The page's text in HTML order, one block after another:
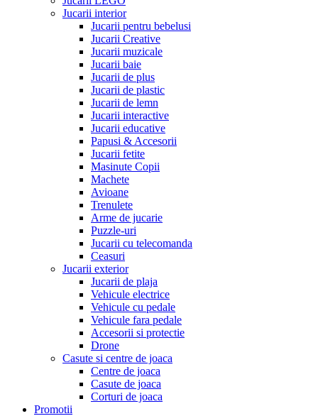
Jucarii interior
Jucarii pentru bebelusi
Jucarii Creative
Jucarii muzicale
Jucarii baie
Jucarii de plus
Jucarii de plastic
Jucarii de lemn
Jucarii interactive
Jucarii educative
Papusi & Accesorii
Jucarii fetite
Masinute Copii
Machete
Avioane
Trenulete
Arme de jucarie
Puzzle-uri
Jucarii cu telecomanda
Ceasuri
Jucarii exterior
Jucarii de plaja
Vehicule electrice
Vehicule cu pedale
Vehicule fara pedale
Accesorii si protectie
Drone
Casute si centre de joaca
Centre de joaca
Casute de joaca
Corturi de joaca
Promotii